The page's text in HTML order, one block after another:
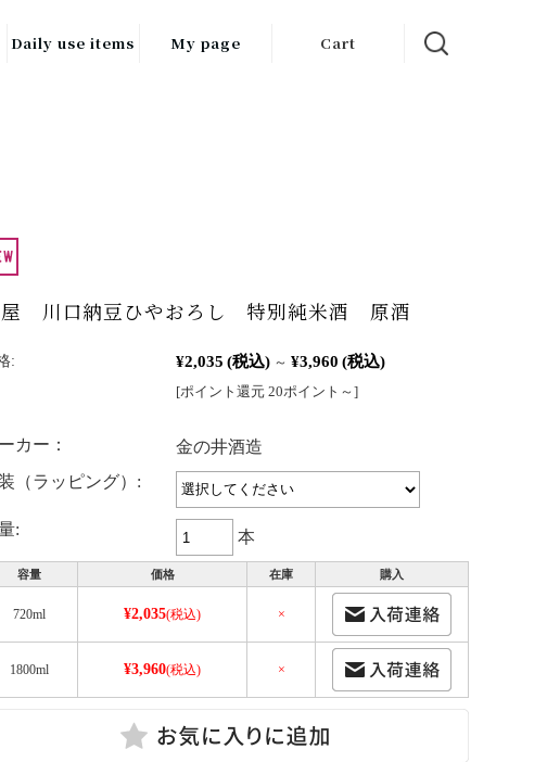
Daily use items
器
My page Cart
川口納豆ひやおろし 特別純米酒 原酒
: ¥2,035 (税込) ～ ¥3,960 (税込)
[ポイント還元 20ポイント～]
カー：
金の井酒造
（ラッピング）:
: 本
容量 価格 在庫 購入
720ml ¥2,035(税込) ×
1800ml ¥3,960(税込) ×